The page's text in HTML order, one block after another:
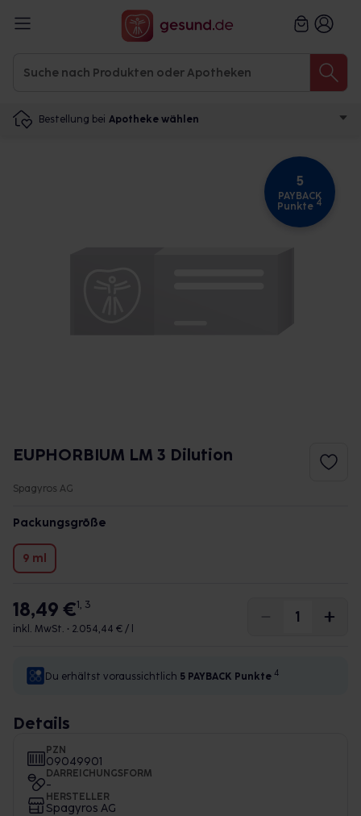
Bestellung bei Apotheke wählen
5
PAYBACK
Punkte 4
EUPHORBIUM LM 3 Dilution
Spagyros AG
Packungsgröße
9 ml
18,49 €1, 3
inkl. MwSt. • 2.054,44 € / l
Du erhältst voraussichtlich 5 PAYBACK Punkte 4
Details
PZN
09049901
DARREICHUNGSFORM
-
HERSTELLER
Spagyros AG